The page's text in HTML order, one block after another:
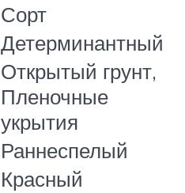
Сорт
Детерминантный
Открытый грунт,
Пленочные
укрытия
Раннеспелый
Красный